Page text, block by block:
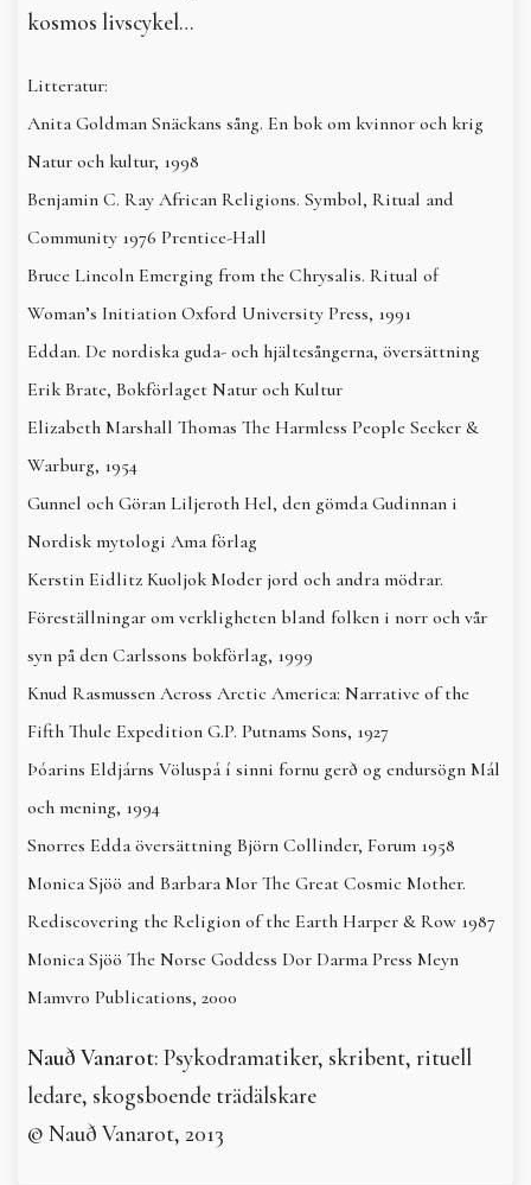
kosmos livscykel…
Litteratur:
Anita Goldman Snäckans sång. En bok om kvinnor och krig
Natur och kultur, 1998
Benjamin C. Ray African Religions. Symbol, Ritual and
Community 1976 Prentice-Hall
Bruce Lincoln Emerging from the Chrysalis. Ritual of
Woman’s Initiation Oxford University Press, 1991
Eddan. De nordiska guda- och hjältesångerna, översättning
Erik Brate, Bokförlaget Natur och Kultur
Elizabeth Marshall Thomas The Harmless People Secker &
Warburg, 1954
Gunnel och Göran Liljeroth Hel, den gömda Gudinnan i
Nordisk mytologi Ama förlag
Kerstin Eidlitz Kuoljok Moder jord och andra mödrar.
Föreställningar om verkligheten bland folken i norr och vår
syn på den Carlssons bokförlag, 1999
Knud Rasmussen Across Arctic America: Narrative of the
Fifth Thule Expedition G.P. Putnams Sons, 1927
Þóarins Eldjárns Völuspá í sinni fornu gerð og endursögn Mál
och mening, 1994
Snorres Edda översättning Björn Collinder, Forum 1958
Monica Sjöö and Barbara Mor The Great Cosmic Mother.
Rediscovering the Religion of the Earth Harper & Row 1987
Monica Sjöö The Norse Goddess Dor Darma Press Meyn
Mamvro Publications, 2000
Nauð Vanarot: Psykodramatiker, skribent, rituell
ledare, skogsboende trädälskare
© Nauð Vanarot, 2013